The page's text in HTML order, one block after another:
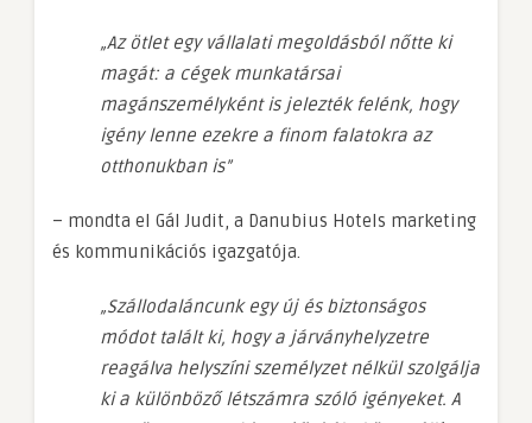
„Az ötlet egy vállalati megoldásból nőtte ki
magát: a cégek munkatársai
magánszemélyként is jelezték felénk, hogy
igény lenne ezekre a finom falatokra az
otthonukban is”
– mondta el Gál Judit, a Danubius Hotels marketing
és kommunikációs igazgatója.
„Szállodaláncunk egy új és biztonságos
módot talált ki, hogy a járványhelyzetre
reagálva helyszíni személyzet nélkül szolgálja
ki a különböző létszámra szóló igényeket. A